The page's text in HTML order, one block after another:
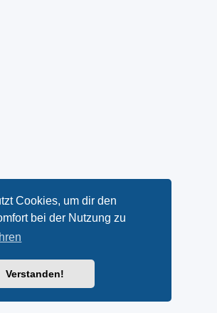
Cookies, um dir den
bei der Nutzung zu
Verstanden!